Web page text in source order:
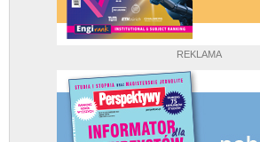
REKLAMA